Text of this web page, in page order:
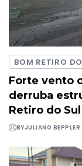
BOM RETIRO
Forte vento
derruba
Retiro do Sul
BYJULIANO